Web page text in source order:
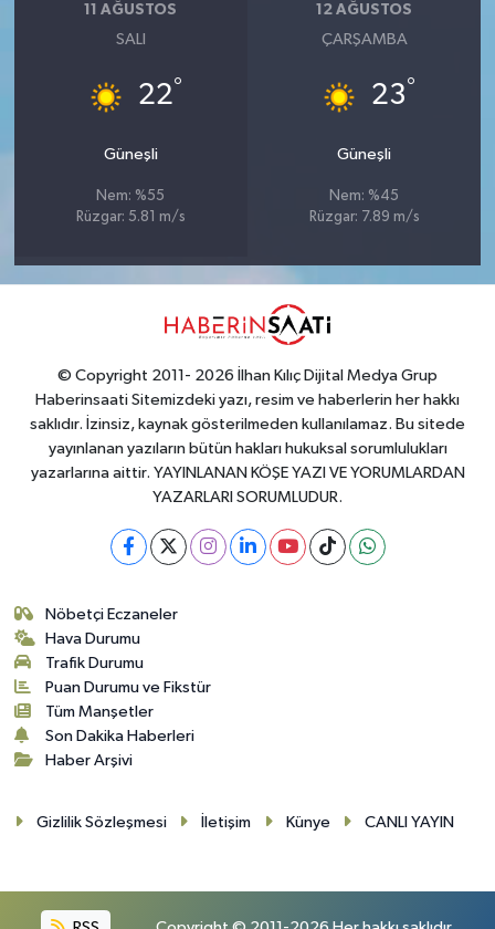
11 AĞUSTOS
SALI
22°
Güneşli
Nem: %55
Rüzgar: 5.81 m/s
12 AĞUSTOS
ÇARŞAMBA
23°
Güneşli
Nem: %45
Rüzgar: 7.89 m/s
© Copyright 2011- 2026 İlhan Kılıç Dijital Medya Grup
Haberinsaati Sitemizdeki yazı, resim ve haberlerin her hakkı
saklıdır. İzinsiz, kaynak gösterilmeden kullanılamaz. Bu sitede
yayınlanan yazıların bütün hakları hukuksal sorumlulukları
yazarlarına aittir. YAYINLANAN KÖŞE YAZI VE YORUMLARDAN
YAZARLARI SORUMLUDUR.
Nöbetçi Eczaneler
Hava Durumu
Trafik Durumu
Puan Durumu ve Fikstür
Tüm Manşetler
Son Dakika Haberleri
Haber Arşivi
Gizlilik Sözleşmesi İletişim Künye CANLI YAYIN